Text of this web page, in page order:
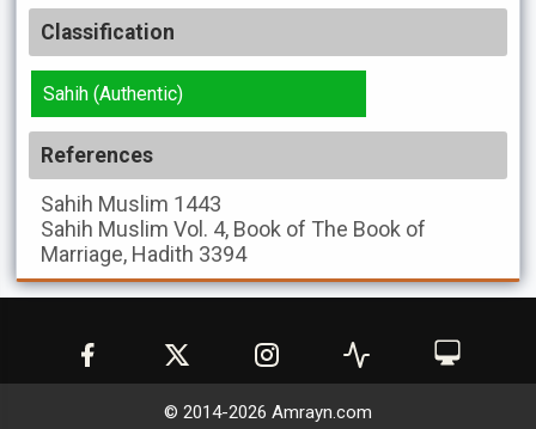
Classification
Sahih (Authentic)
References
Sahih Muslim 1443
Sahih Muslim Vol. 4, Book of The Book of
Marriage, Hadith 3394
© 2014-2026 Amrayn.com